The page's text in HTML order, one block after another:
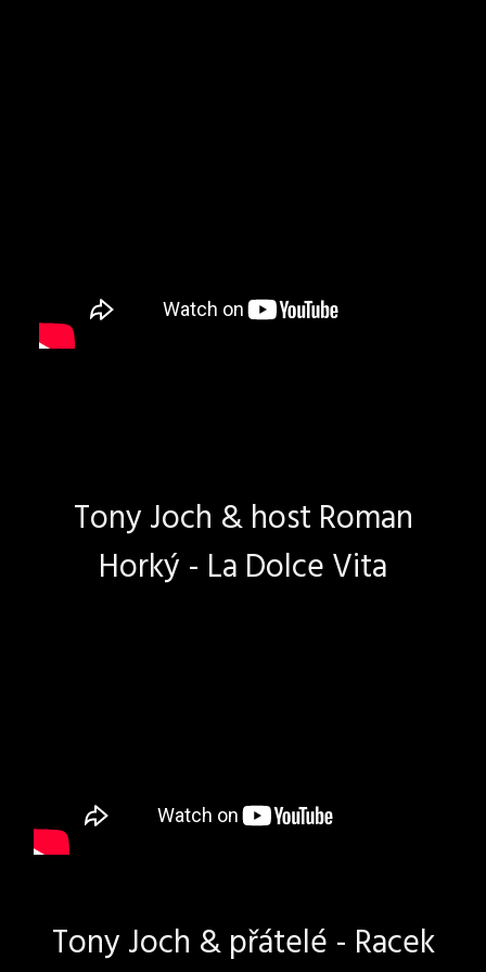
Tony Joch & host Roman
Horký - La Dolce Vita
Tony Joch & přátelé - Racek